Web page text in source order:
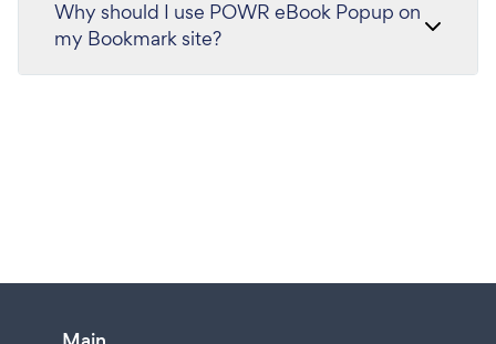
Why should I use POWR eBook Popup on
my Bookmark site?